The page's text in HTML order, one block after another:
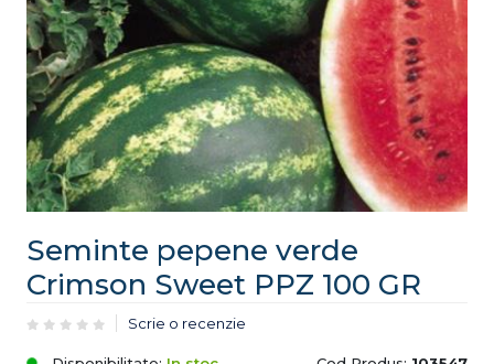
Seminte pepene verde
Crimson Sweet PPZ 100 GR
Scrie o recenzie